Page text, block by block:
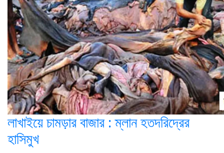
লাখাইয়ে চামড়ার বাজার : ম্লান হতদরিদ্রের
হাসিমুখ